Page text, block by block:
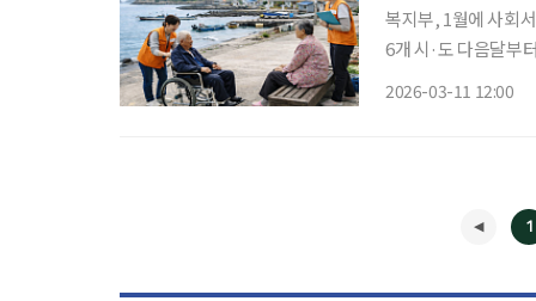
복지부, 1월에 사회
6개 시·도 다음달부터 본격 시행 내년 예산 확보 여부에 따
2026-03-11 12:00
1